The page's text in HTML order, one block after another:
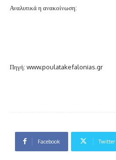
Αναλυτικά η ανακοίνωση:
Πηγή: www.poulatakefalonias.gr
Facebook Twitter